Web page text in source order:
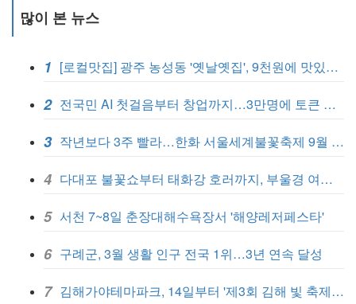
많이 본 뉴스
1 [로컬맛집] 광주 농성동 '옛날옛집', 9천원에 맛있는 식사 한끼
2 전국민 AI 첫걸음부터 창업까지…3만명에 토큰 무료 지원
3 작년보다 3주 빨라…한화 서울세계불꽃축제 9월 5일 개막
4 다대포 불꽃쇼부터 태화강 호러까지, 부울경 여름휴가 총정리
5 서천 7~8일 춘장대해수욕장서 '해양레저페스타'
6 구례군, 3월 생활 인구 전국 1위…3년 연속 달성
7 김해가야테마파크, 14일부터 '제3회 김해 빛 축제' 개막